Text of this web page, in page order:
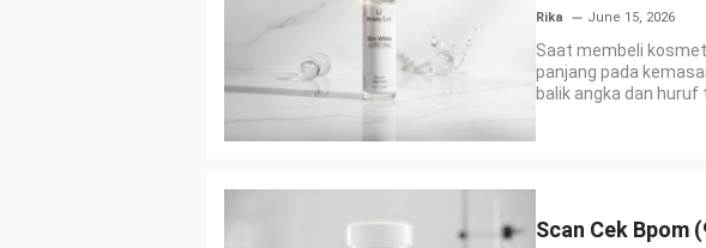
Rika June 15, 2026
Saat membeli
panjang pada
balik angka dan huruf
Scan Cek Bpom